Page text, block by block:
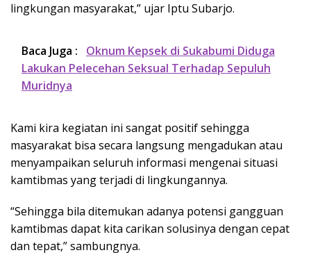
lingkungan masyarakat,” ujar Iptu Subarjo.
Baca Juga :
Oknum Kepsek di Sukabumi Diduga
Lakukan Pelecehan Seksual Terhadap Sepuluh
Muridnya
Kami kira kegiatan ini sangat positif sehingga
masyarakat bisa secara langsung mengadukan atau
menyampaikan seluruh informasi mengenai situasi
kamtibmas yang terjadi di lingkungannya.
“Sehingga bila ditemukan adanya potensi gangguan
kamtibmas dapat kita carikan solusinya dengan cepat
dan tepat,” sambungnya.